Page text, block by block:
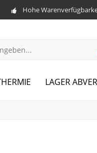
Hohe
LAGER